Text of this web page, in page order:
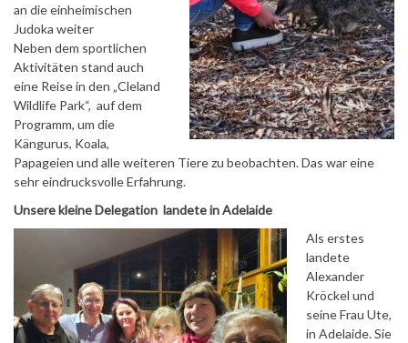
an die einheimischen
Judoka weiter
Neben dem sportlichen
Aktivitäten stand auch
eine Reise in den „Cleland
Wildlife Park“, auf dem
Programm, um die
Kängurus, Koala,
Papageien und alle weiteren Tiere zu beobachten. Das war eine
sehr eindrucksvolle Erfahrung.
Unsere kleine Delegation landete in Adelaide
Als erstes
landete
Alexander
Kröckel und
seine Frau Ute,
in Adelaide. Sie